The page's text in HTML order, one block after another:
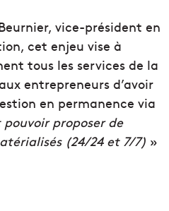
vice-président en
cet enjeu vise à
tous les services de la
entrepreneurs d’avoir
en permanence via
pouvoir proposer de
(24/24 et 7/7) »